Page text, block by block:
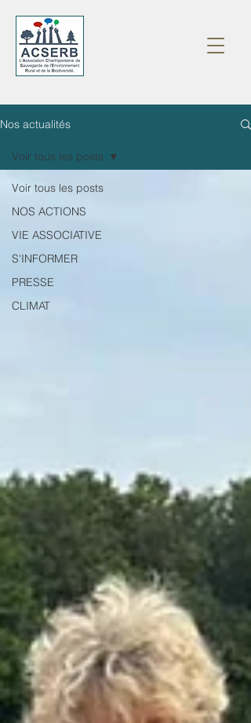
Nos actualités
Voir tous les posts
NOS ACTIONS
VIE ASSOCIATIVE
S'INFORMER
PRESSE
CLIMAT
Voir tous les posts